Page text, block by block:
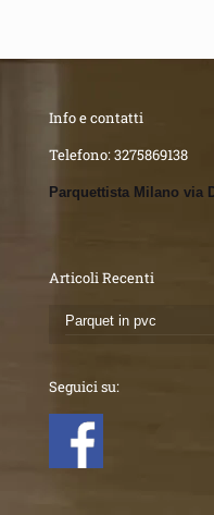
Info e contatti
Telefono:3275869138
Parquettista Milano via
Articoli Recenti
Parquet in pvc
Seguici su: